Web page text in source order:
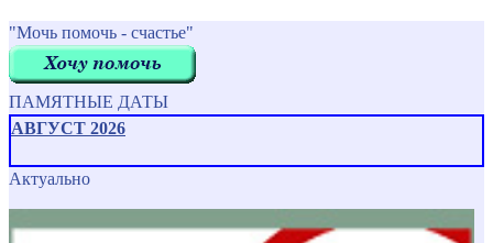
"Мочь помочь - счастье"
ПАМЯТНЫЕ ДАТЫ
АВГУСТ 2026
Актуально